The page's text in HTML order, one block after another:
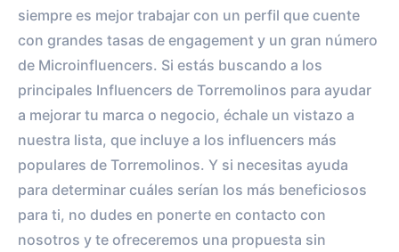
siempre es mejor trabajar con un perfil que cuente
con grandes tasas de engagement y un gran número
de Microinfluencers. Si estás buscando a los
principales Influencers de Torremolinos para ayudar
a mejorar tu marca o negocio, échale un vistazo a
nuestra lista, que incluye a los influencers más
populares de Torremolinos. Y si necesitas ayuda
para determinar cuáles serían los más beneficiosos
para ti, no dudes en ponerte en contacto con
nosotros y te ofreceremos una propuesta sin